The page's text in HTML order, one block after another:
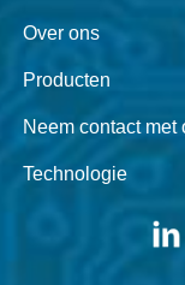
Over ons
Producten
Neem contact met
Technologie